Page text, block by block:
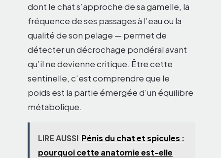
dont le chat s’approche de sa gamelle, la
fréquence de ses passages à l’eau ou la
qualité de son pelage — permet de
détecter un décrochage pondéral avant
qu’il ne devienne critique. Être cette
sentinelle, c’est comprendre que le
poids est la partie émergée d’un équilibre
métabolique.
LIRE AUSSI Pénis du chat et spicules :
pourquoi cette anatomie est-elle